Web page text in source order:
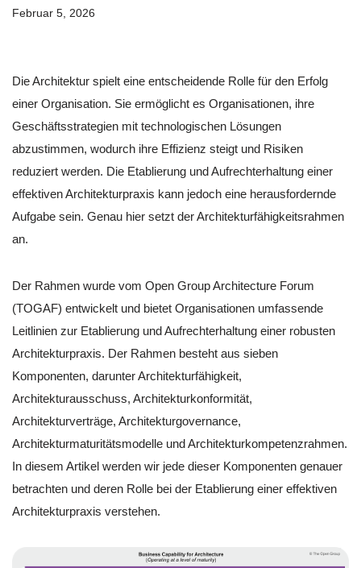
Februar 5, 2026
Die Architektur spielt eine entscheidende Rolle für den Erfolg
einer Organisation. Sie ermöglicht es Organisationen, ihre
Geschäftsstrategien mit technologischen Lösungen
abzustimmen, wodurch ihre Effizienz steigt und Risiken
reduziert werden. Die Etablierung und Aufrechterhaltung einer
effektiven Architekturpraxis kann jedoch eine herausfordernde
Aufgabe sein. Genau hier setzt der Architekturfähigkeitsrahmen
an.
Der Rahmen wurde vom Open Group Architecture Forum
(TOGAF) entwickelt und bietet Organisationen umfassende
Leitlinien zur Etablierung und Aufrechterhaltung einer robusten
Architekturpraxis. Der Rahmen besteht aus sieben
Komponenten, darunter Architekturfähigkeit,
Architekturausschuss, Architekturkonformität,
Architekturverträge, Architekturgovernance,
Architekturmaturitätsmodelle und Architekturkompetenzrahmen.
In diesem Artikel werden wir jede dieser Komponenten genauer
betrachten und deren Rolle bei der Etablierung einer effektiven
Architekturpraxis verstehen.